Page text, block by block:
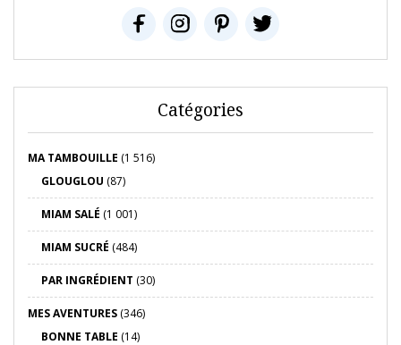
Catégories
MA TAMBOUILLE (1 516)
GLOUGLOU (87)
MIAM SALÉ (1 001)
MIAM SUCRÉ (484)
PAR INGRÉDIENT (30)
MES AVENTURES (346)
BONNE TABLE (14)